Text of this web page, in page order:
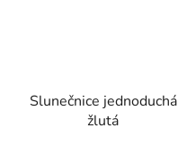
Slunečnice jednoduchá
žlutá